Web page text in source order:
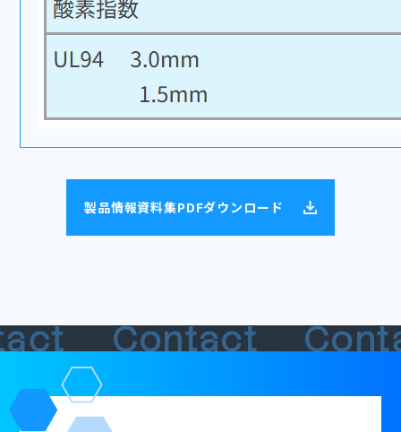
製品情報資料集PDFダウンロード
Contact